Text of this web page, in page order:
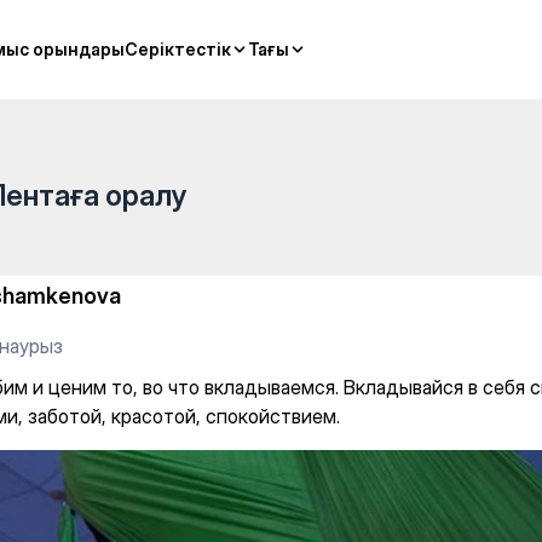
орындарыСеріктестік Тағы
орындарыСеріктестік Тағы
— Gym
оралу
и ценим то, во что вкладываемся. Вкладывайся в себя
заботой, красотой, спокойствием.